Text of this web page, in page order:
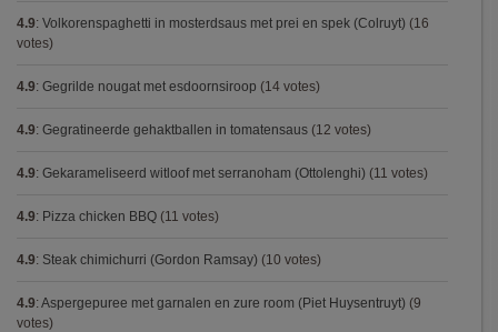
4.9: Volkorenspaghetti in mosterdsaus met prei en spek (Colruyt) (16
votes)
4.9: Gegrilde nougat met esdoornsiroop (14 votes)
4.9: Gegratineerde gehaktballen in tomatensaus (12 votes)
4.9: Gekarameliseerd witloof met serranoham (Ottolenghi) (11 votes)
4.9: Pizza chicken BBQ (11 votes)
4.9: Steak chimichurri (Gordon Ramsay) (10 votes)
4.9: Aspergepuree met garnalen en zure room (Piet Huysentruyt) (9
votes)